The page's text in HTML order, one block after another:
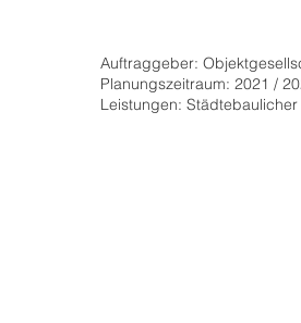
Auftraggeber:
Planungszeitraum: 2021 /
Leistungen: